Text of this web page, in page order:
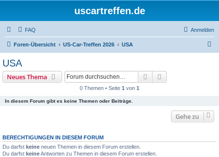
uscartreffen.de
FAQ Anmelden
Foren-Übersicht US-Car-Treffen 2026 USA
USA
Neues Thema Suche
0 Themen • Seite 1 von 1
In diesem Forum gibt es keine Themen oder Beiträge.
Gehe zu
BERECHTIGUNGEN IN DIESEM FORUM
Du darfst keine neuen Themen in diesem Forum erstellen.
Du darfst keineAntworten zu Themen in diesem Forum erstellen.